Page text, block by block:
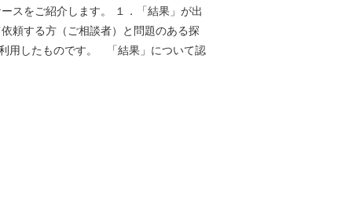
スをご紹介します。 １．「結果」が出
頼する方（ご相談者）と問題のある探
用したものです。 「結果」について認